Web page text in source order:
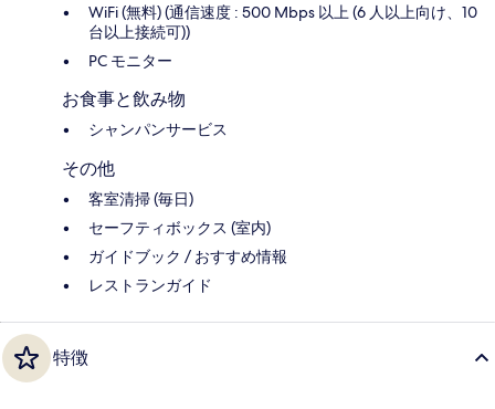
WiFi (無料) (通信速度 : 500 Mbps 以上 (6 人以上向け、10
台以上接続可))
PC モニター
お食事と飲み物
シャンパンサービス
その他
客室清掃 (毎日)
セーフティボックス (室内)
ガイドブック / おすすめ情報
レストランガイド
特徴